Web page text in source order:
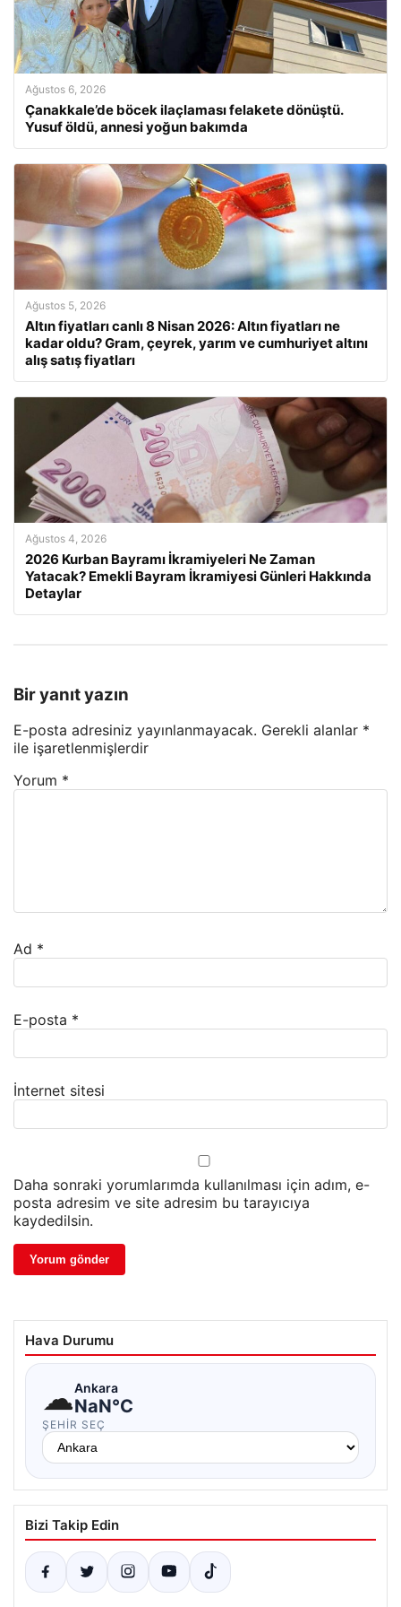
Ağustos 6, 2026
Çanakkale’de böcek ilaçlaması felakete dönüştü.
Yusuf öldü, annesi yoğun bakımda
Ağustos 5, 2026
Altın fiyatları canlı 8 Nisan 2026: Altın fiyatları ne
kadar oldu? Gram, çeyrek, yarım ve cumhuriyet altını
alış satış fiyatları
Ağustos 4, 2026
2026 Kurban Bayramı İkramiyeleri Ne Zaman
Yatacak? Emekli Bayram İkramiyesi Günleri Hakkında
Detaylar
Bir yanıt yazın
E-posta adresiniz yayınlanmayacak. Gerekli alanlar *
ile işaretlenmişlerdir
Yorum *
Ad *
E-posta *
İnternet sitesi
Daha sonraki yorumlarımda kullanılması için adım, e-
posta adresim ve site adresim bu tarayıcıya
kaydedilsin.
Hava Durumu
☁Ankara
NaN°C
ŞEHIR SEÇ
Bizi Takip Edin